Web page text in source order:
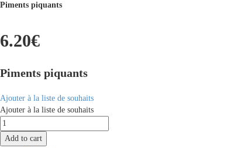
Piments piquants
6.20€
Piments piquants
Ajouter à la liste de souhaits
Ajouter à la liste de souhaits
Fefferoni
quantity
Add to cart